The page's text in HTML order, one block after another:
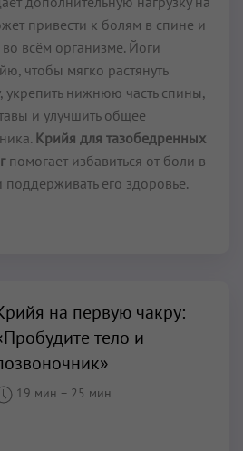
привести к болям в спине и
всём организме. Йоги
чтобы мягко растянуть
укрепить нижнюю часть спины,
и улучшить общее
Крийя для тазобедренных
помогает избавиться от боли в
его здоровье.
на первую чакру:
тело и
19 мин – 25 мин